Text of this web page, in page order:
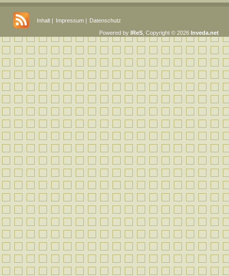
Inhalt | Impressum | Datenschutz
Powered by IReS , Copyright © 2026 Inveda.net